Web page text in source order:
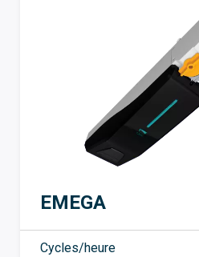
EMEGA
Cycles/heure